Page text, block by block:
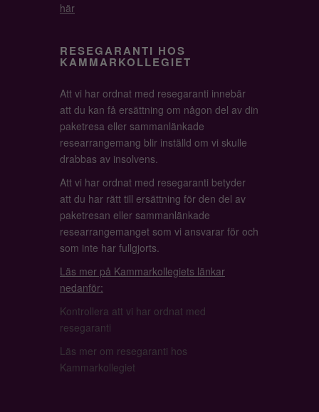
här
RESEGARANTI HOS
KAMMARKOLLEGIET
Att vi har ordnat med resegaranti innebär
att du kan få ersättning om någon del av din
paketresa eller sammanlänkade
researrangemang blir inställd om vi skulle
drabbas av insolvens.
Att vi har ordnat med resegaranti betyder
att du har rätt till ersättning för den del av
paketresan eller sammanlänkade
researrangemanget som vi ansvarar för och
som inte har fullgjorts.
Läs mer på Kammarkollegiets länkar
nedanför:
Kontrollera att vi har ordnat med
resegaranti
Läs mer om resegaranti hos
Kammarkollegiet